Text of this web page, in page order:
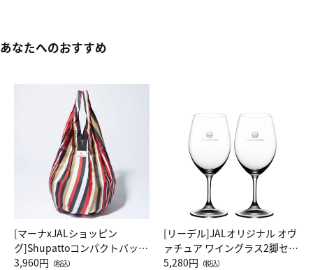
あなたへのおすすめ
[マーナxJALショッピン
グ]Shupattoコンパクトバッグ
Drop JAL客室乗務員（LC）ス
3,960円 （税込）
[リーデル]JALオリジナル オヴ
ァチュア ワイングラス2脚セッ
ト（レッドワイン）
5,280円 （税込）